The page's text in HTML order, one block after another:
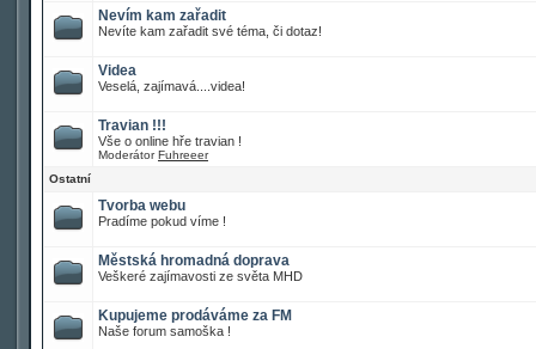
Nevím kam zařadit
Nevíte kam zařadit své téma, či dotaz!
Videa
Veselá, zajímavá....videa!
Travian !!!
Vše o online hře travian !
ModerátorFuhreeer
Ostatní
Tvorba webu
Pradíme pokud víme !
Městská hromadná doprava
Veškeré zajímavosti ze světa MHD
Kupujeme prodáváme za FM
Naše forum samoška !